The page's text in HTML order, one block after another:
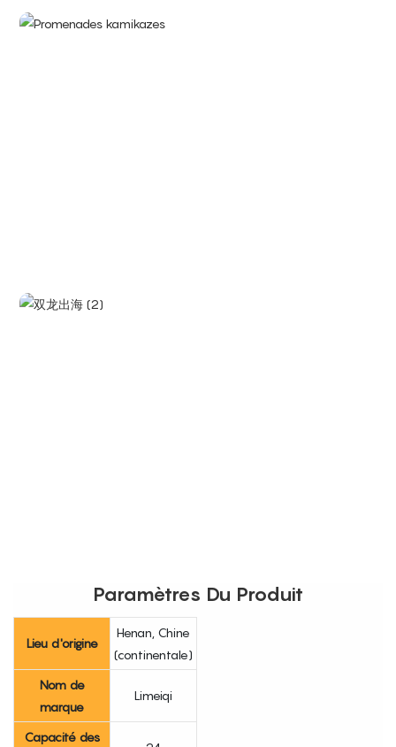
Paramètres Du Produit
Lieu d'origine
Henan, Chine
(continentale)
Nom de
marque
Limeiqi
Capacité des